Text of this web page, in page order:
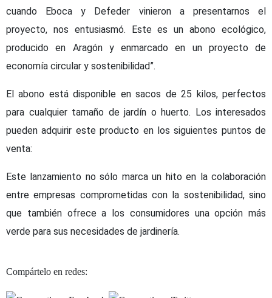
cuando Eboca y Defeder vinieron a presentarnos el
proyecto, nos entusiasmó. Este es un abono ecológico,
producido en Aragón y enmarcado en un proyecto de
economía circular y sostenibilidad”.
El abono está disponible en sacos de 25 kilos, perfectos
para cualquier tamaño de jardín o huerto. Los interesados
pueden adquirir este producto en los siguientes puntos de
venta:
Este lanzamiento no sólo marca un hito en la colaboración
entre empresas comprometidas con la sostenibilidad, sino
que también ofrece a los consumidores una opción más
verde para sus necesidades de jardinería.
Compártelo en redes: